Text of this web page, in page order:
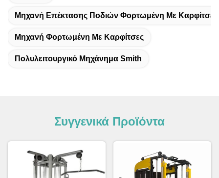
Μηχανή Επέκτασης Ποδιών Φορτωμένη Με Καρφίτσες
Μηχανή Φορτωμένη Με Καρφίτσες
Πολυλειτουργικό Μηχάνημα Smith
Συγγενικά Προϊόντα